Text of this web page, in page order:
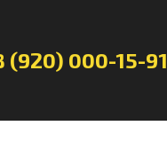
(920) 000-15-91